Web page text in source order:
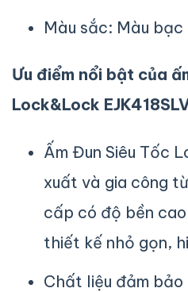
Màu sắc: Màu bạc
Ưu điểm nổi bật của
Lock&Lock
Ấm Đun Siêu Tốc
xuất và gia công
cấp có độ bền
thiết kế nhỏ gọn,
Chất liệu đảm